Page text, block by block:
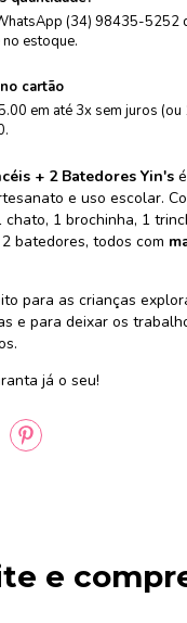
(34) 98435-5252
estoque.
cartão
em até 3x sem juros (ou
+ 2 Batedores Yin's
e uso escolar.
1 brochinha, 1
batedores, todos com
para as crianças
e para deixar os
já o seu!
e